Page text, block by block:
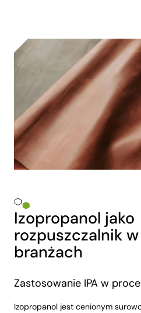
Izopropanol jako
rozpuszczalnik
branżach
Zastosowanie IPA w
Izopropanol jest cenionym